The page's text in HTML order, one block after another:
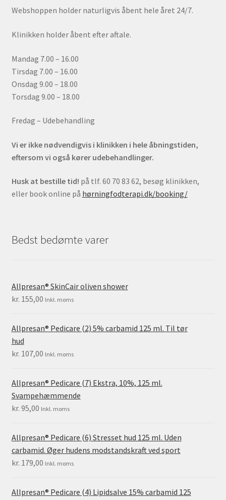
Webshoppen holder naturligvis åbent hele året 24/7.
Klinikken holder åbent efter aftale.
Mandag 7.00 – 16.00
Tirsdag 7.00 – 16.00
Onsdag 9.00 – 18.00
Torsdag 9.00 – 18.00
Fredag – Udebehandling
Vi er ikke nødvendigvis i klinikken i hele åbningstiden,
eftersom vi også kører udebehandlinger.
Husk at bestille tid! på tlf. 60 70 83 62, besøg klinikken,
eller book online på hørningfodterapi.dk/booking/
Bedst bedømte varer
Allpresan® SkinCair oliven shower
kr. 155,00 Inkl. moms
Allpresan® Pedicare (2) 5% carbamid 125 ml. Til tør
hud
kr. 107,00 Inkl. moms
Allpresan® Pedicare (7) Ekstra, 10%, 125 ml.
Svampehæmmende
kr. 95,00 Inkl. moms
Allpresan® Pedicare (6) Stresset hud 125 ml. Uden
carbamid. Øger hudens modstandskraft ved sport
kr. 179,00 Inkl. moms
Allpresan® Pedicare (4) Lipidsalve 15% carbamid 125